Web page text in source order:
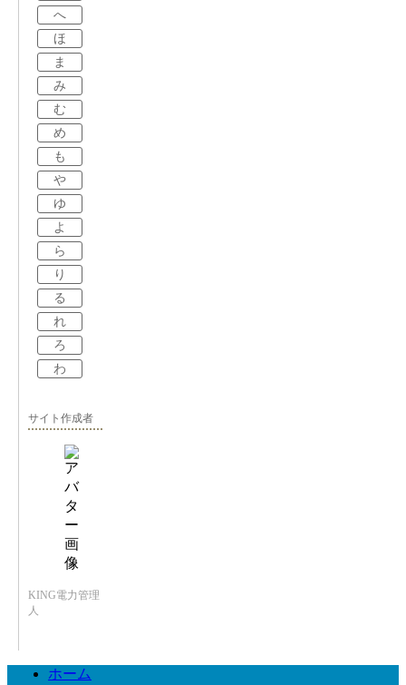
へ
ほ
ま
み
む
め
も
や
ゆ
よ
ら
り
る
れ
ろ
わ
サイト作成者
KING電力管理
人
ホーム